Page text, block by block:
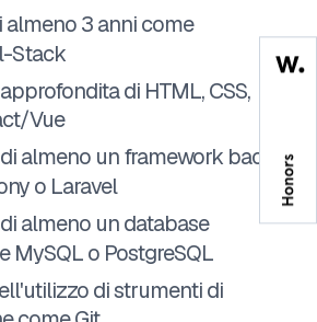
almeno 3 anni come
Stack
di HTML, CSS,
Vue
almeno un framework back-
o Laravel
almeno un database
MySQL o PostgreSQL
di strumenti di